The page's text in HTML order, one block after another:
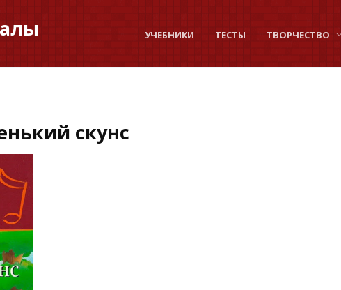
УЧЕБНИКИ ТЕСТЫ ТВОРЧЕСТВО
скунс